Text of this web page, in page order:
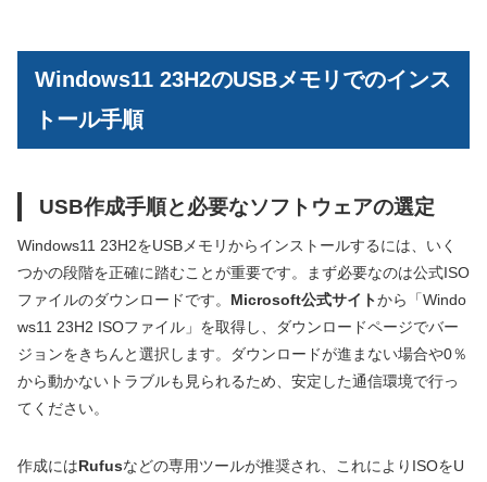
Windows11 23H2のUSBメモリでのインス
トール手順
USB作成手順と必要なソフトウェアの選定
Windows11 23H2をUSBメモリからインストールするには、いく
つかの段階を正確に踏むことが重要です。まず必要なのは公式ISO
ファイルのダウンロードです。 Microsoft公式サイトから「Windo
ws11 23H2 ISOファイル」を取得し、ダウンロードページでバー
ジョンをきちんと選択します。ダウンロードが進まない場合や0％
から動かないトラブルも見られるため、安定した通信環境で行っ
てください。
作成にはRufusなどの専用ツールが推奨され、これによりISOをU